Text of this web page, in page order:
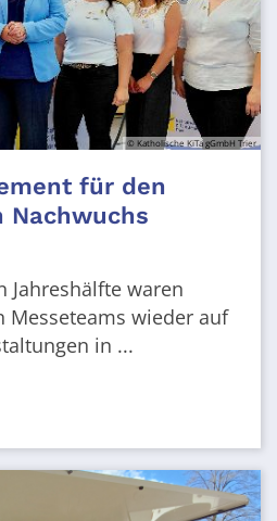
© Katholische KiTa gGmbH Trier
für den
Nachwuchs
Jahreshälfte waren
Messeteams wieder auf
in ...